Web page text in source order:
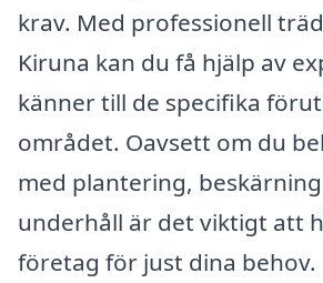
krav. Med professionell
Kiruna kan du få hjälp av
känner till de specifika
området. Oavsett om du
med plantering,
underhåll är det viktigt att
företag för just dina behov.